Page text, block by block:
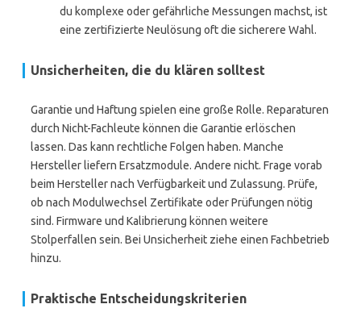
du komplexe oder gefährliche Messungen machst, ist
eine zertifizierte Neulösung oft die sicherere Wahl.
Unsicherheiten, die du klären solltest
Garantie und Haftung spielen eine große Rolle. Reparaturen
durch Nicht-Fachleute können die Garantie erlöschen
lassen. Das kann rechtliche Folgen haben. Manche
Hersteller liefern Ersatzmodule. Andere nicht. Frage vorab
beim Hersteller nach Verfügbarkeit und Zulassung. Prüfe,
ob nach Modulwechsel Zertifikate oder Prüfungen nötig
sind. Firmware und Kalibrierung können weitere
Stolperfallen sein. Bei Unsicherheit ziehe einen Fachbetrieb
hinzu.
Praktische Entscheidungskriterien